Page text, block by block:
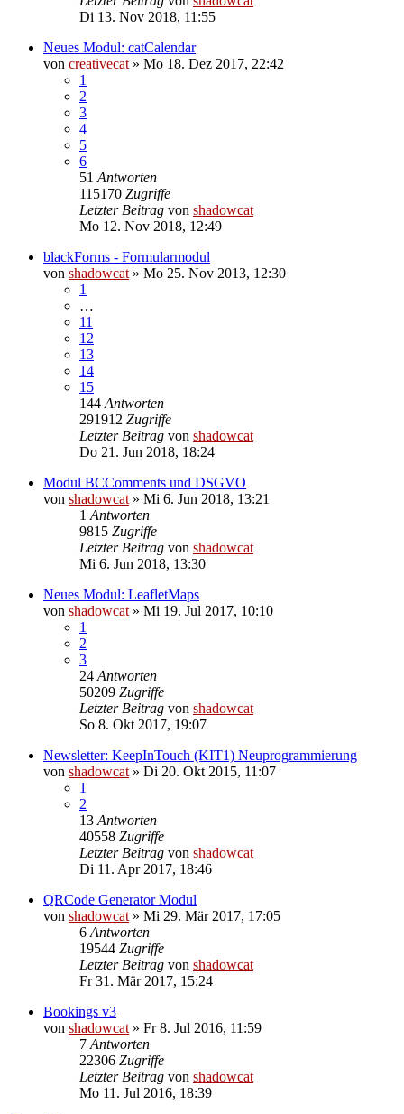
Di 13. Nov 2018, 11:55
Neues Modul: catCalendar
von creativecat » Mo 18. Dez 2017, 22:42
1
2
3
4
5
6
51 Antworten
115170 Zugriffe
Letzter Beitrag von shadowcat
Mo 12. Nov 2018, 12:49
blackForms - Formularmodul
von shadowcat » Mo 25. Nov 2013, 12:30
1
…
11
12
13
14
15
144 Antworten
291912 Zugriffe
Letzter Beitrag von shadowcat
Do 21. Jun 2018, 18:24
Modul BCComments und DSGVO
von shadowcat » Mi 6. Jun 2018, 13:21
1 Antworten
9815 Zugriffe
Letzter Beitrag von shadowcat
Mi 6. Jun 2018, 13:30
Neues Modul: LeafletMaps
von shadowcat » Mi 19. Jul 2017, 10:10
1
2
3
24 Antworten
50209 Zugriffe
Letzter Beitrag von shadowcat
So 8. Okt 2017, 19:07
Newsletter: KeepInTouch (KIT1) Neuprogrammierung
von shadowcat » Di 20. Okt 2015, 11:07
1
2
13 Antworten
40558 Zugriffe
Letzter Beitrag von shadowcat
Di 11. Apr 2017, 18:46
QRCode Generator Modul
von shadowcat » Mi 29. Mär 2017, 17:05
6 Antworten
19544 Zugriffe
Letzter Beitrag von shadowcat
Fr 31. Mär 2017, 15:24
Bookings v3
von shadowcat » Fr 8. Jul 2016, 11:59
7 Antworten
22306 Zugriffe
Letzter Beitrag von shadowcat
Mo 11. Jul 2016, 18:39